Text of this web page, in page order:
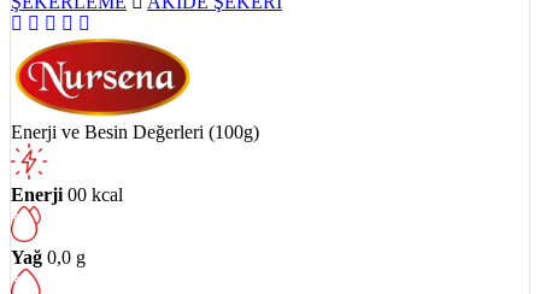
Enerji ve Besin Değerleri (100g)
Enerji 00 kcal
Yağ 0,0 g